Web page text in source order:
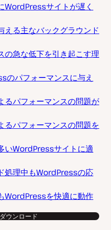
WordPressサイトが遅く
える主なバックグラウンド
の急な低下を引き起こす理
のパフォーマンスに与え
るパフォーマンスの問題が
るパフォーマンスの問題を
いWordPressサイトに適
処理中もWordPressの応
WordPressを快適に動作
ウンロード